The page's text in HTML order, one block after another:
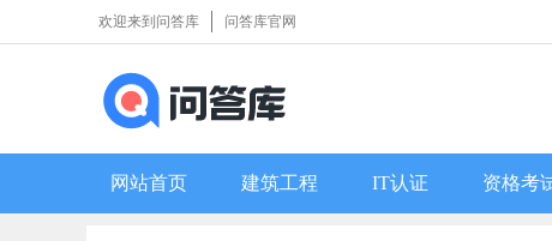
欢迎来到问答库 问答库官网
网站首页 建筑工程 IT认证 资格考